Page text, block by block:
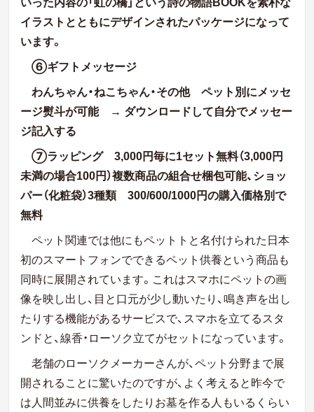
イラストとともにデザインされたパッケージになって
います。
⑥ギフトメッセージ
わんちゃん・ねこちゃん・その他 ペット別にメッセ
ージ熨斗が可能
→ ダウンロードして自分でメッセー
ジ記入する
⑦ラッピング3,000円毎に1セット無料（3,000円
未満の場合100円）複数商品の組合せ梱包可能、ショッ
パー（化粧袋）3種類300/600/1000円の購入価格別で
無料
ペット関連では他にもペットトと名付けられた日本
初のスマートフォンでできるペット供養という商品も
同時に展開されています。これはスマホにペットの画
像を映し出し、目と口元が少し動いたり、鳴き声を出し
たりする機能があるサービスで、スマホを立てるスタ
ンドと、線香・ローソク立てがセットになっています。
老舗のローソクメーカーさんが、ペット分野まで展
開されることに驚いたのですが、よく考えると昨今で
は人間並みに供養をしたりお墓を作る人もいるくらい